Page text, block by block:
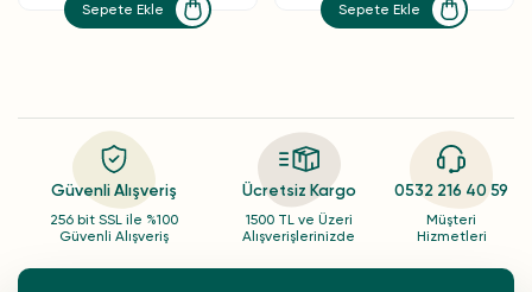
Sepete Ekle Sepete Ekle
Güvenli Alışveriş
256 bit SSL ile %100
Güvenli Alışveriş
Ücretsiz Kargo
1500 TL ve Üzeri
Alışverişlerinizde
0532 216 40 59
Müşteri
Hizmetleri